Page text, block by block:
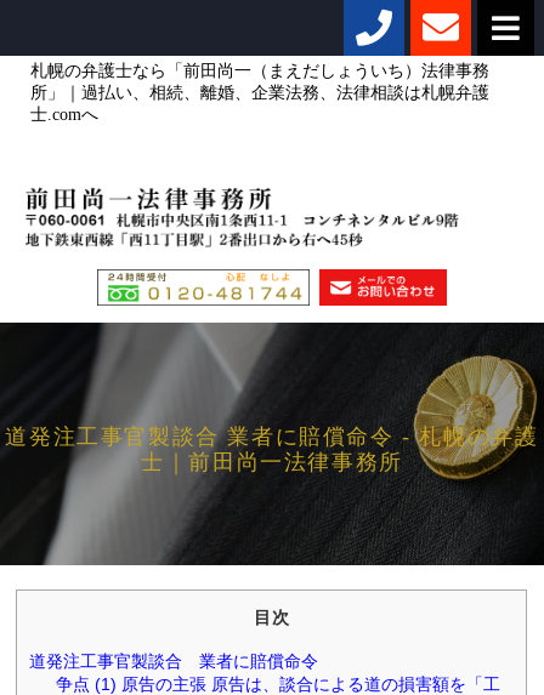
札幌の弁護士なら「前田尚一（まえだしょういち）法律事務
所」｜過払い、相続、離婚、企業法務、法律相談は札幌弁護
士.comへ
道発注工事官製談合 業者に賠償命令 - 札幌の弁護
士｜前田尚一法律事務所
目次
道発注工事官製談合 業者に賠償命令
争点 (1) 原告の主張 原告は、談合による道の損害額を「工